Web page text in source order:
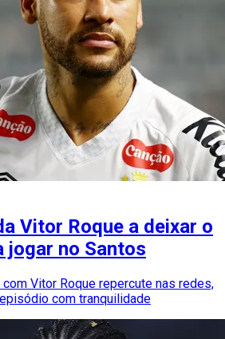
Vitor Roque a deixar o
jogar no Santos
com Vitor Roque repercute nas redes,
com tranquilidade